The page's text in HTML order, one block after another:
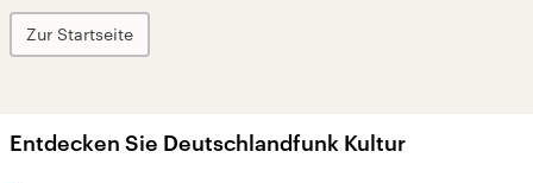
Zur Startseite
Entdecken Sie Deutschlandfunk Kultur